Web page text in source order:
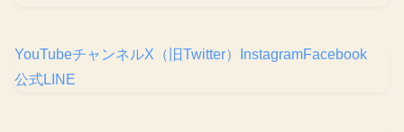
YouTubeチャンネルX（旧Twitter） InstagramFacebook
公式LINE